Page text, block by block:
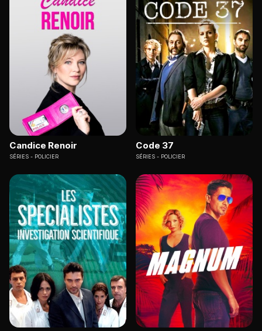
Candice Renoir
SÉRIES POLICIER
Code 37
SÉRIES POLICIER